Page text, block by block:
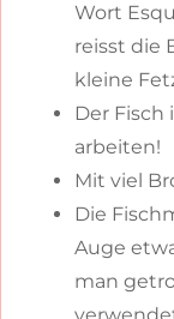
Wort
reisst die
kleine
Der Fisch
arbeiten!
Mit viel
Die
Auge
man